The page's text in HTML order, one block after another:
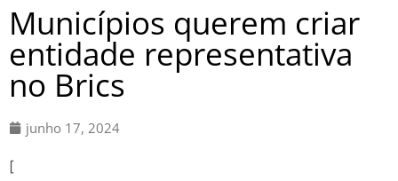
Municípios querem criar
entidade representativa
no Brics
junho 17, 2024
[